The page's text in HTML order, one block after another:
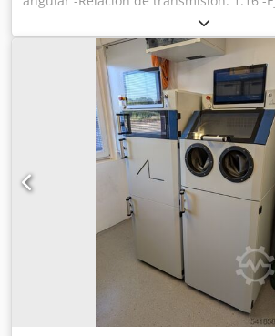
eje hueco: 38 mm -Eje de salida, eje: 48
embrague de dientes: -Cantidad: 1
cambios disponible -Precio: por unidad
470/240/A445 mm Dsdedkf Iqjpfx Aamekr